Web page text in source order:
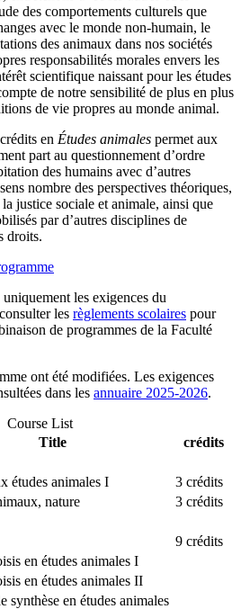
des comportements culturels que
avec le monde non-humain, le
des animaux dans nos sociétés
responsabilités morales envers les
scientifique naissant pour les études
de notre sensibilité de plus en plus
de vie propres au monde animal.
en Études animales permet aux
part au questionnement d’ordre
des humains avec d’autres
nombre des perspectives théoriques,
justice sociale et animale, ainsi que
par d’autres disciplines de
droits.
les exigences du
les règlements scolaires pour
de programmes de la Faculté
ont été modifiées. Les exigences
dans les annuaire 2025-2026.
Course List
Title
crédits
études animales I
3 crédits
nature
3 crédits
9 crédits
en études animales I
en études animales II
synthèse en études animales